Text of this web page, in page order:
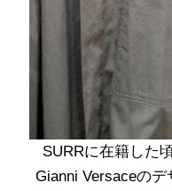
SURRに在籍した
Gianni Versaceの